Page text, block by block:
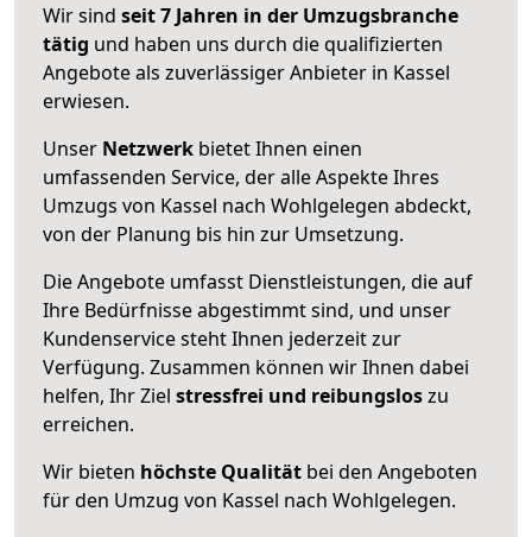
Wir sind seit 7 Jahren in der Umzugsbranche
tätig und haben uns durch die qualifizierten
Angebote als zuverlässiger Anbieter in Kassel
erwiesen.
Unser Netzwerk bietet Ihnen einen
umfassenden Service, der alle Aspekte Ihres
Umzugs von Kassel nach Wohlgelegen abdeckt,
von der Planung bis hin zur Umsetzung.
Die Angebote umfasst Dienstleistungen, die auf
Ihre Bedürfnisse abgestimmt sind, und unser
Kundenservice steht Ihnen jederzeit zur
Verfügung. Zusammen können wir Ihnen dabei
helfen, Ihr Ziel stressfrei und reibungsloszu
erreichen.
Wir bieten höchste Qualität bei den Angeboten
für den Umzug von Kassel nach Wohlgelegen.